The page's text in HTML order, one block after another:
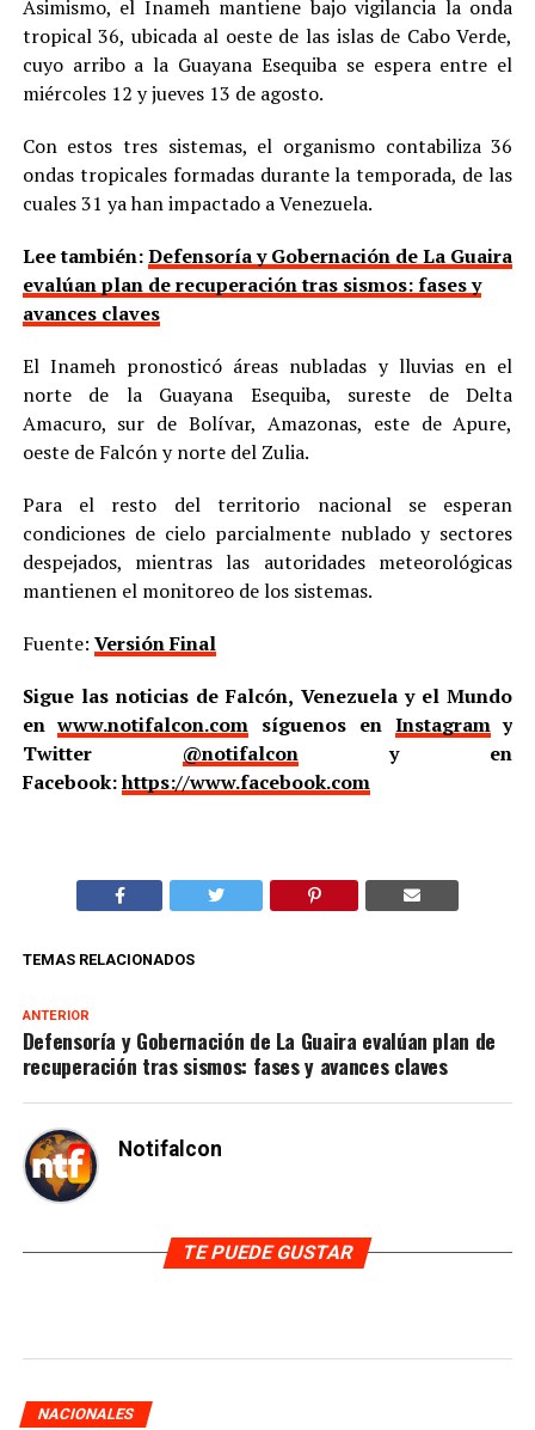
Asimismo, el Inameh mantiene bajo vigilancia la onda
tropical 36, ubicada al oeste de las islas de Cabo Verde,
cuyo arribo a la Guayana Esequiba se espera entre el
miércoles 12 y jueves 13 de agosto.
Con estos tres sistemas, el organismo contabiliza 36
ondas tropicales formadas durante la temporada, de las
cuales 31 ya han impactado a Venezuela.
Lee también:Defensoría y Gobernación de La Guaira
evalúan plan de recuperación tras sismos: fases y
avances claves
El Inameh pronosticó áreas nubladas y lluvias en el
norte de la Guayana Esequiba, sureste de Delta
Amacuro, sur de Bolívar, Amazonas, este de Apure,
oeste de Falcón y norte del Zulia.
Para el resto del territorio nacional se esperan
condiciones de cielo parcialmente nublado y sectores
despejados, mientras las autoridades meteorológicas
mantienen el monitoreo de los sistemas.
Fuente: Versión Final
Sigue las noticias de Falcón, Venezuela y el Mundo
enwww.notifalcon.com síguenos en Instagramy
Twitter @notifalcony en
Facebook:https://www.facebook.com
TEMAS RELACIONADOS
ANTERIOR
Defensoría y Gobernación de La Guaira evalúan plan de
recuperación tras sismos: fases y avances claves
Notifalcon
TE PUEDE GUSTAR
NACIONALES